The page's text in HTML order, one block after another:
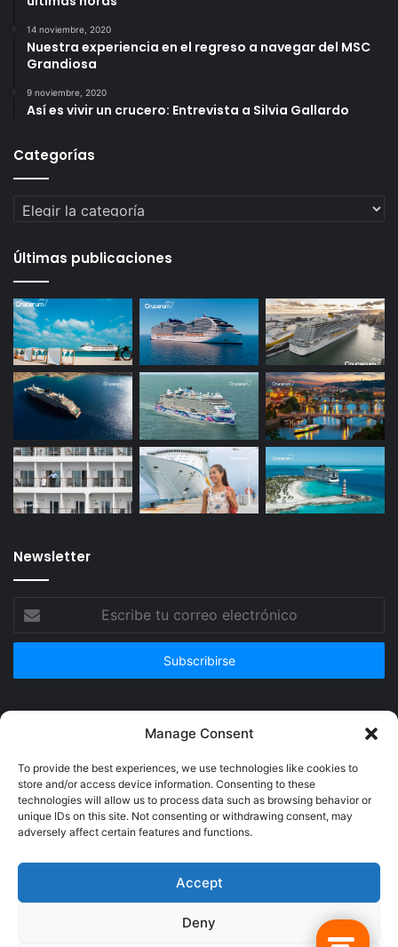
Manage Consent
To provide the best experiences, we use technologies like cookies to
store and/or access device information. Consenting to these
technologies will allow us to process data such as browsing behavior or
unique IDs on this site. Not consenting or withdrawing consent, may
adversely affect certain features and functions.
Accept
Deny
14 noviembre, 2020
Nuestra experiencia en el regreso a navegar del MSC
Grandiosa
9 noviembre, 2020
Así es vivir un crucero: Entrevista a Silvia Gallardo
Categorías
Categorías
Últimas publicaciones
Newsletter
correo
© Copyright 2026, Todos los derechos reservados @Crucerum |